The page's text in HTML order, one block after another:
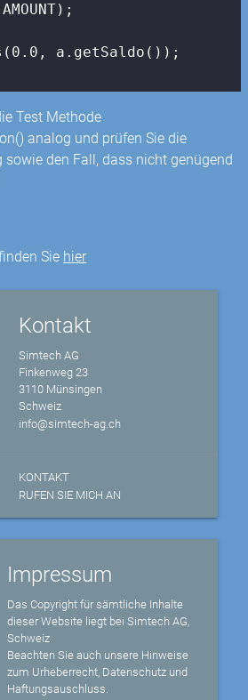
0.0 , a.getSaldo());
Test Methode
analog und prüfen Sie die
den Fall, dass nicht genügend
Sie hier
Kontakt
Simtech AG
Finkenweg 23
3110 Münsingen
Schweiz
info@simtech-ag.ch
KONTAKT
RUFEN SIE MICH AN
Impressum
Das Copyright für sämtliche Inhalte
dieser Website liegt bei Simtech AG,
Schweiz.
Beachten Sie auch unsere Hinweise
zum Urheberrecht, Datenschutz und
Haftungsauschluss.